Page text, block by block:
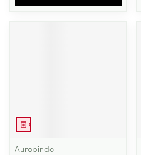
Geneesmiddel
Aurobindo